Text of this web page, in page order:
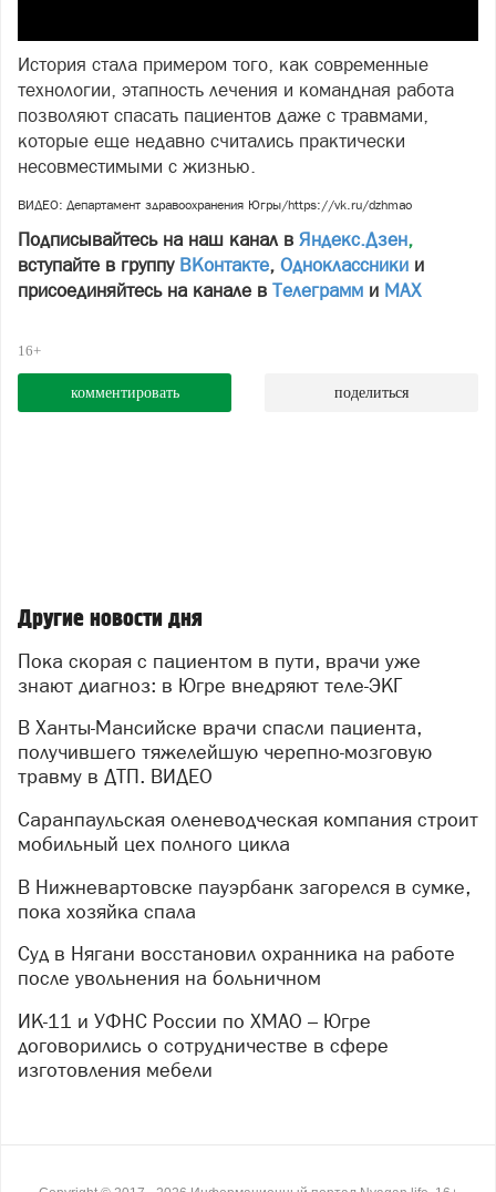
История стала примером того, как современные
технологии, этапность лечения и командная работа
позволяют спасать пациентов даже с травмами,
которые еще недавно считались практически
несовместимыми с жизнью.
ВИДЕО: Департамент здравоохранения Югры/https://vk.ru/dzhmao
Подписывайтесь на наш канал в Яндекс.Дзен,
вступайте в группу ВКонтакте, Одноклассники и
присоединяйтесь на канале в Телеграмм и МАХ
16+
комментировать поделиться
Другие новости дня
Пока скорая с пациентом в пути, врачи уже
знают диагноз: в Югре внедряют теле-ЭКГ
В Ханты-Мансийске врачи спасли пациента,
получившего тяжелейшую черепно-мозговую
травму в ДТП. ВИДЕО
Саранпаульская оленеводческая компания строит
мобильный цех полного цикла
В Нижневартовске пауэрбанк загорелся в сумке,
пока хозяйка спала
Суд в Нягани восстановил охранника на работе
после увольнения на больничном
ИК-11 и УФНС России по ХМАО – Югре
договорились о сотрудничестве в сфере
изготовления мебели